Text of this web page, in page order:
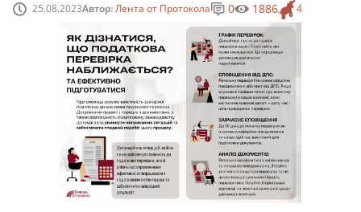
25.08.2023Автор:Лента от Протокола 4
0 1886